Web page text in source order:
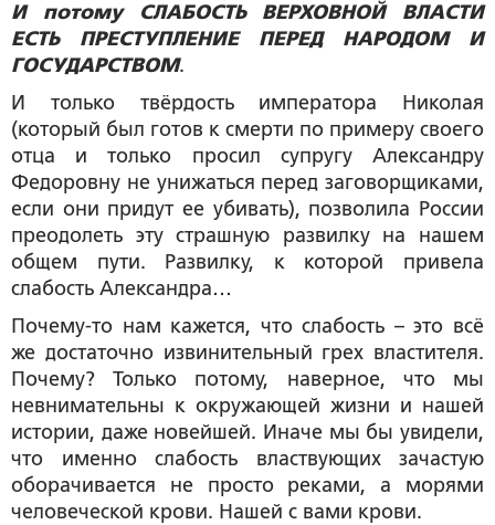
И потому СЛАБОСТЬ ВЕРХОВНОЙ ВЛАСТИ
ЕСТЬ ПРЕСТУПЛЕНИЕ ПЕРЕД НАРОДОМ И
ГОСУДАРСТВОМ.
И только твёрдость императора Николая
(который был готов к смерти по примеру своего
отца и только просил супругу Александру
Федоровну не унижаться перед заговорщиками,
если они придут ее убивать), позволила России
преодолеть эту страшную развилку на нашем
общем пути. Развилку, к которой привела
слабость Александра…
Почему-то нам кажется, что слабость – это всё
же достаточно извинительный грех властителя.
Почему? Только потому, наверное, что мы
невнимательны к окружающей жизни и нашей
истории, даже новейшей. Иначе мы бы увидели,
что именно слабость властвующих зачастую
оборачивается не просто реками, а морями
человеческой крови. Нашей с вами крови.